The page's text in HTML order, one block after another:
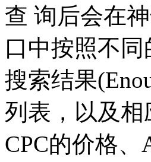
查 询后会在
口中按照不
搜索结果
列表，以及相
CPC的价格